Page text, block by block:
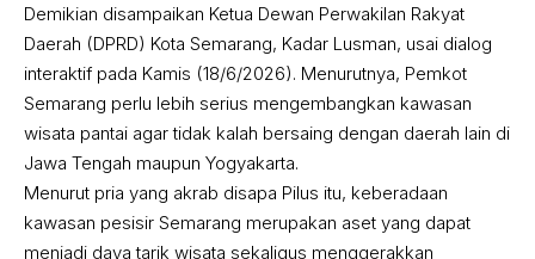
Demikian disampaikan Ketua Dewan Perwakilan Rakyat
Daerah (DPRD) Kota Semarang, Kadar Lusman, usai dialog
interaktif pada Kamis (18/6/2026). Menurutnya, Pemkot
Semarang perlu lebih serius mengembangkan kawasan
wisata pantai agar tidak kalah bersaing dengan daerah lain di
Jawa Tengah maupun Yogyakarta.
Menurut pria yang akrab disapa Pilus itu, keberadaan
kawasan pesisir Semarang merupakan aset yang dapat
menjadi daya tarik wisata sekaligus menggerakkan